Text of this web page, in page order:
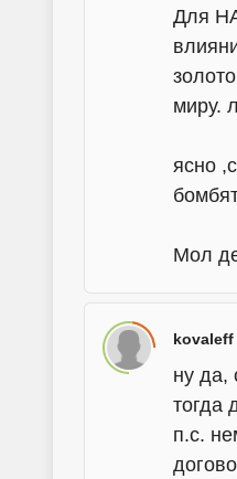
Для
миру.
ясно
Мол
kovaleff
ну да,
тогда
п.с.